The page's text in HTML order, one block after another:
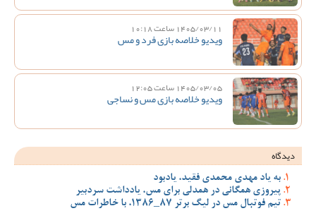
1405/03/11 ساعت 10:18
ویدیو خلاصه بازی فرد و مس
1405/03/05 ساعت 12:05
ویدیو خلاصه بازی مس و نساجی
دیدگاه
به یاد مهدی محمدی فقید، یادبود
پیروزی همگانی در همدلی برای مس، یادداشت سردبیر
تیم فوتبال مس در لیگ برتر 87_1386، با خاطرات مس